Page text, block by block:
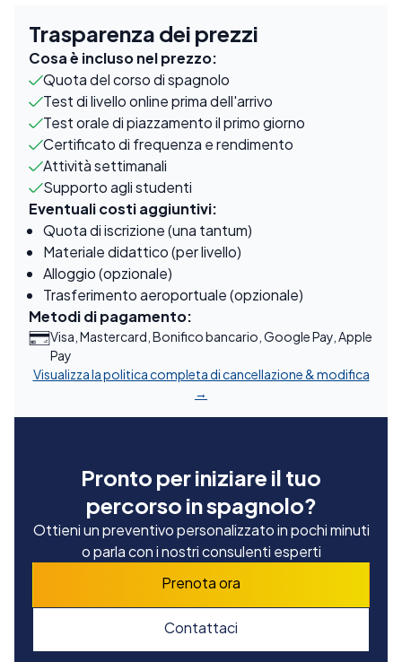
Trasparenza dei prezzi
Cosa è incluso nel prezzo:
Quota del corso di spagnolo
Test di livello online prima dell'arrivo
Test orale di piazzamento il primo giorno
Certificato di frequenza e rendimento
Attività settimanali
Supporto agli studenti
Eventuali costi aggiuntivi:
Quota di iscrizione (una tantum)
Materiale didattico (per livello)
Alloggio (opzionale)
Trasferimento aeroportuale (opzionale)
Metodi di pagamento:
Visa, Mastercard, Bonifico bancario, Google Pay, Apple
Pay
Visualizza la politica completa di cancellazione & modifica
→
Pronto per iniziare il tuo
percorso in spagnolo?
Ottieni un preventivo personalizzato in pochi minuti
o parla con i nostri consulenti esperti
Prenota ora
Contattaci